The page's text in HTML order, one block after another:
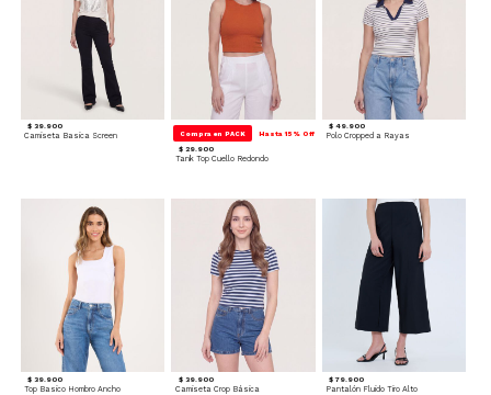
$ 39.900
Camiseta Basica Screen Compra en PACK Hasta 15% Off
$ 29.900
Tank Top Cuello Redondo
$ 49.900
Polo Cropped a Rayas
$ 39.900
Top Basico Hombro Ancho
$ 39.900
Camiseta Crop Básica
$ 79.900
Pantalón Fluido Tiro Alto